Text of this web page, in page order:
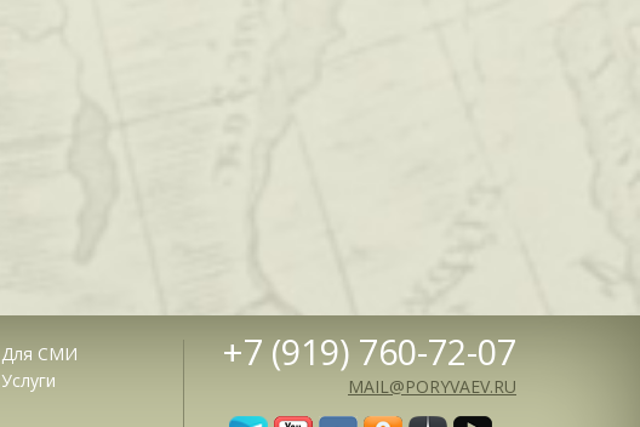
Для СМИ
Услуги
+7 (919) 760-72-07
MAIL@PORYVAEV.RU